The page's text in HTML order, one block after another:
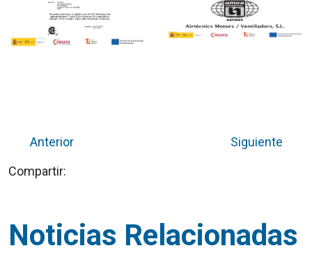
Anterior
Siguiente
Compartir:
Noticias Relacionadas